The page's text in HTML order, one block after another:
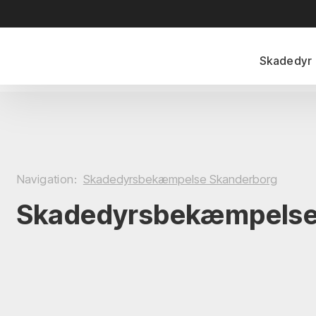
Skadedyr
Navigation: Skadedyrsbekæmpelse Skanderborg